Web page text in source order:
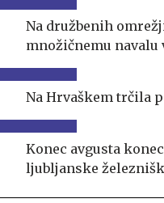
Na družbenih
množičnemu navalu
Na Hrvaškem trčila
Konec avgusta
ljubljanske